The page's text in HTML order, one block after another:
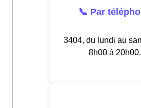
📞 Par
3404, du lundi au
8h00 à 20h00.